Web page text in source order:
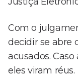
Com o
decidir se abre
acusados.
eles viram réus.